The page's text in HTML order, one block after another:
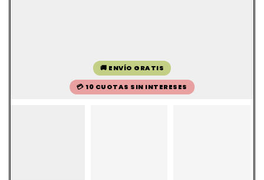
🚚 ENVÍO GRATIS
💳 10 CUOTAS SIN INTERESES